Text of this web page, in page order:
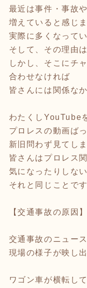
最近は事件・事故
増えていると感じ
実際に多くなって
そして、その理由
しかし、そこにチ
合わせなければ
皆さんには関係な
わたくしYouTube
プロレスの動画ば
新旧問わず見てし
皆さんはプロレス
気になったりしな
それと同じことです
【交通事故の原因】
交通事故のニュー
現場の様子が映し
ワゴン車が横転し